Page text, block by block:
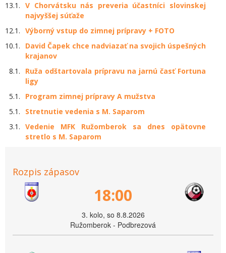
13.1. V Chorvátsku nás preveria účastníci slovinskej
najvyššej súťaže
12.1. Výborný vstup do zimnej prípravy + FOTO
10.1.
David Čapek chce nadviazať na svojich úspešných
krajanov
8.1.
Ruža odštartovala prípravu na jarnú časť Fortuna
ligy
5.1.
Program zimnej prípravy A mužstva
5.1.
Stretnutie vedenia s M. Saparom
3.1. Vedenie MFK Ružomberok sa dnes opätovne
stretlo s M. Saparom
Rozpis zápasov
18:00
3. kolo, so 8.8.2026
Ružomberok - Podbrezová